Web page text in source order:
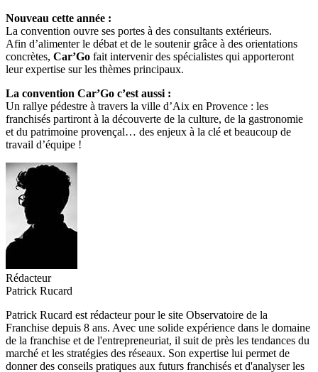
Nouveau cette année :
La convention ouvre ses portes à des consultants extérieurs.
Afin d’alimenter le débat et de le soutenir grâce à des orientations
concrètes, Car’Go fait intervenir des spécialistes qui apporteront
leur expertise sur les thèmes principaux.
La convention Car’Go c’est aussi :
Un rallye pédestre à travers la ville d’Aix en Provence : les
franchisés partiront à la découverte de la culture, de la gastronomie
et du patrimoine provençal… des enjeux à la clé et beaucoup de
travail d’équipe !
Rédacteur
Patrick Rucard
Patrick Rucard est rédacteur pour le site Observatoire de la
Franchise depuis 8 ans. Avec une solide expérience dans le domaine
de la franchise et de l'entrepreneuriat, il suit de près les tendances du
marché et les stratégies des réseaux. Son expertise lui permet de
donner des conseils pratiques aux futurs franchisés et d'analyser les